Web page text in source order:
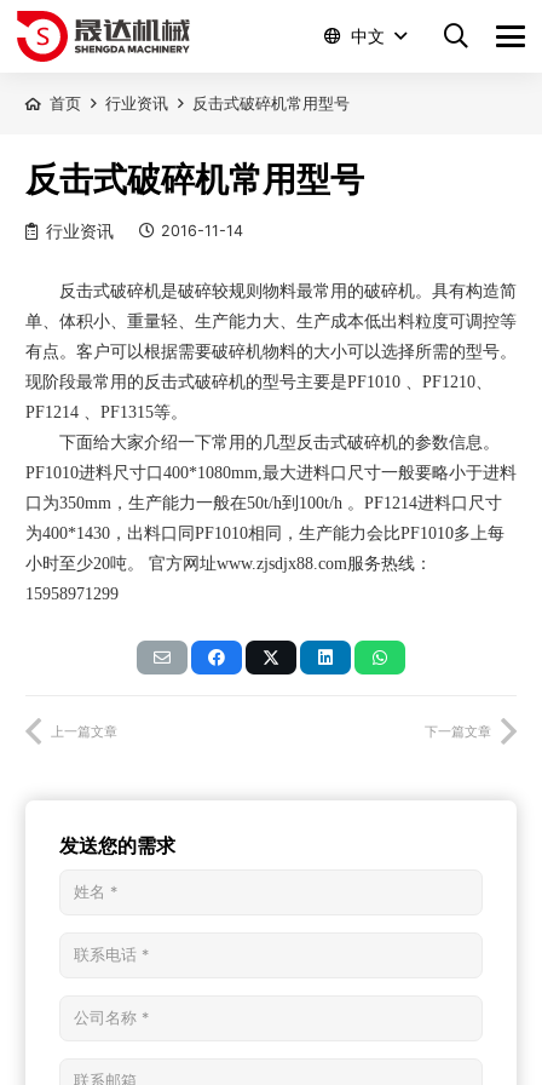
中文
首页 行业资讯 反击式破碎机常用型号
反击式破碎机常用型号
行业资讯 2016-11-14
反击式破碎机是破碎较规则物料最常用的破碎机。具有构造简
单、体积小、重量轻、生产能力大、生产成本低出料粒度可调控等
有点。客户可以根据需要破碎机物料的大小可以选择所需的型号。
现阶段最常用的反击式破碎机的型号主要是PF1010 PF1210
PF1214
PF1315等。
下面给大家介绍一下常用的几型反击式破碎机的参数信息。
PF1010进料尺寸口 400*1080mm, 最大进料口尺寸一般要略小于进料
口为350mm ，生产能力一般在50t/h到 100t/h 。 PF1214进料口尺寸
为400*1430 ，出料口同 PF1010相同，生产能力会比PF1010多上每
小时至少20吨。 官方网址www.zjsdjx88.com 服务热线：
15958971299
上一篇文章 下一篇文章
发送您的需求